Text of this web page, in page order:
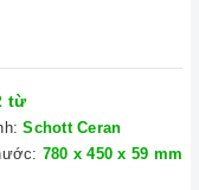
từ
Schott Ceran
780 x 450 x 59 mm